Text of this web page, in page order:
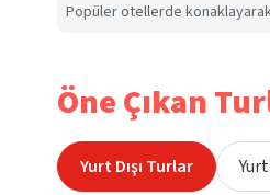
Popüler otellerde
Öne Çıkan
Yurt Dışı Turlar